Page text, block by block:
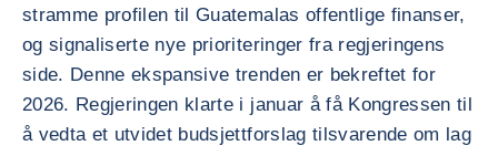
stramme profilen til Guatemalas offentlige finanser,
og signaliserte nye prioriteringer fra regjeringens
side. Denne ekspansive trenden er bekreftet for
2026. Regjeringen klarte i januar å få Kongressen til
å vedta et utvidet budsjettforslag tilsvarende om lag